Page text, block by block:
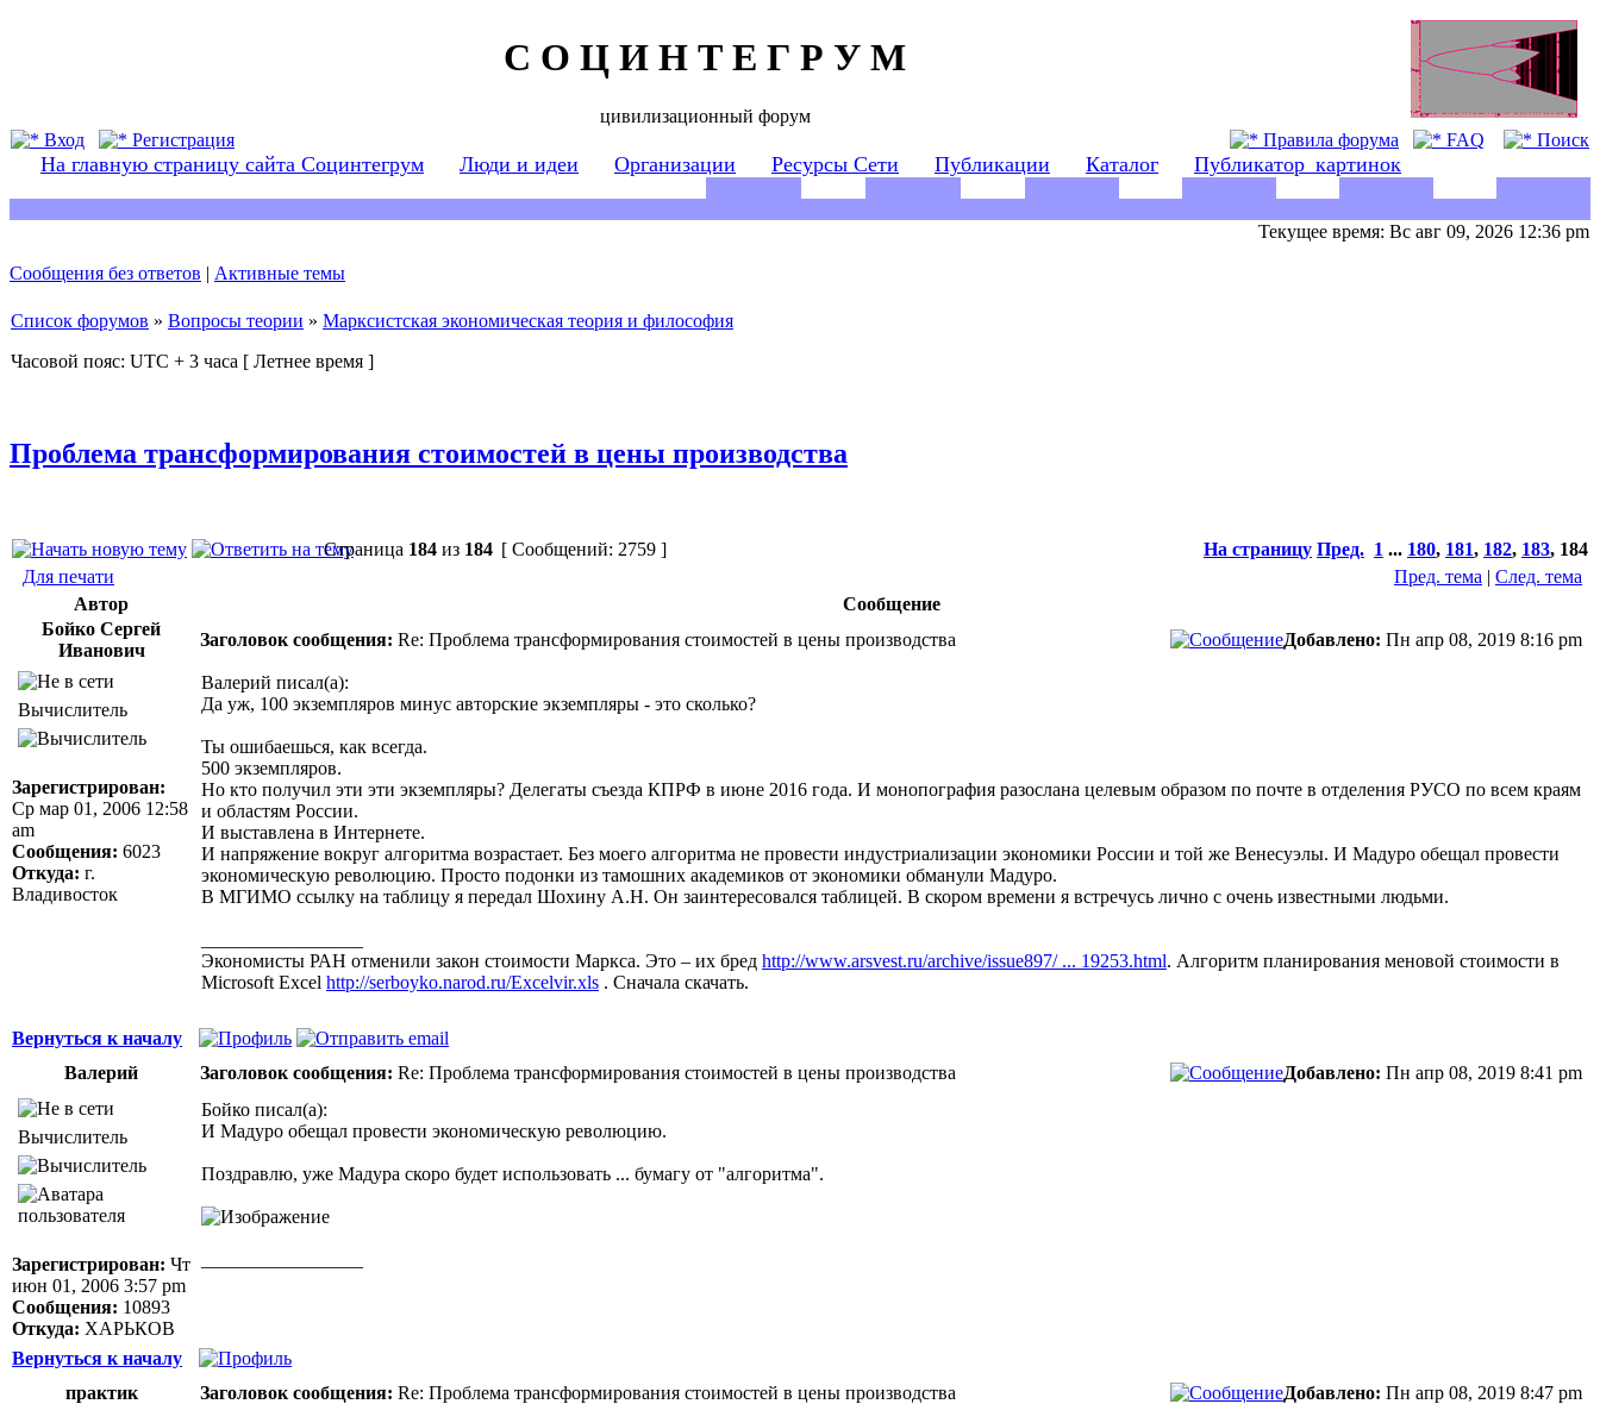
С О Ц И Н Т Е Г Р У М
цивилизационный форум
Вход
Регистрация Правила форума FAQ Поиск
На главную страницу сайта Социнтегрум Люди и идеи Организации Ресурсы Сети Публикации Каталог Публикатор_картинок
Текущее время: Вс авг 09, 2026 12:36 pm
Сообщения без ответов | Активные темы
Список форумов » Вопросы теории » Марксистская экономическая теория и философия
Часовой пояс: UTC + 3 часа [ Летнее время ]
Проблема трансформирования стоимостей в цены производства
Страница 184 из 184 [ Сообщений: 2759 ] На страницу Пред. 1 ... 180, 181, 182, 183, 184
Для печати
Пред. тема | След. тема
Автор
Сообщение
Бойко Сергей
Иванович
Заголовок сообщения: Re: Проблема трансформирования стоимостей в цены производства Добавлено: Пн апр 08, 2019 8:16 pm
Вычислитель
Зарегистрирован:
Ср мар 01, 2006 12:58
am
Сообщения: 6023
Откуда: г.
Владивосток
Валерий писал(а):
Да уж, 100 экземпляров минус авторские экземпляры - это сколько?
Ты ошибаешься, как всегда.
500 экземпляров.
Но кто получил эти эти экземпляры? Делегаты съезда КПРФ в июне 2016 года. И монопография разослана целевым образом по почте в отделения РУСО по всем краям
и областям России.
И выставлена в Интернете.
И напряжение вокруг алгоритма возрастает. Без моего алгоритма не провести индустриализации экономики России и той же Венесуэлы. И Мадуро обещал провести
экономическую революцию. Просто подонки из тамошних академиков от экономики обманули Мадуро.
В МГИМО ссылку на таблицу я передал Шохину А.Н. Он заинтересовался таблицей. В скором времени я встречусь лично с очень известными людьми.
Экономисты РАН отменили закон стоимости Маркса. Это – их бред http://www.arsvest.ru/archive/issue897/ ... 19253.html. Алгоритм планирования меновой стоимости в
Microsoft Excel http://serboyko.narod.ru/Excelvir.xls . Сначала скачать.
Вернуться к началу
Валерий
Заголовок сообщения: Re: Проблема трансформирования стоимостей в цены производства Добавлено: Пн апр 08, 2019 8:41 pm
Вычислитель
Зарегистрирован: Чт
июн 01, 2006 3:57 pm
Сообщения: 10893
Откуда: ХАРЬКОВ
Бойко писал(а):
И Мадуро обещал провести экономическую революцию.
Поздравлю, уже Мадура скоро будет использовать ... бумагу от "алгоритма".
Вернуться к началу
практик
Заголовок сообщения: Re: Проблема трансформирования стоимостей в цены производства Добавлено: Пн апр 08, 2019 8:47 pm